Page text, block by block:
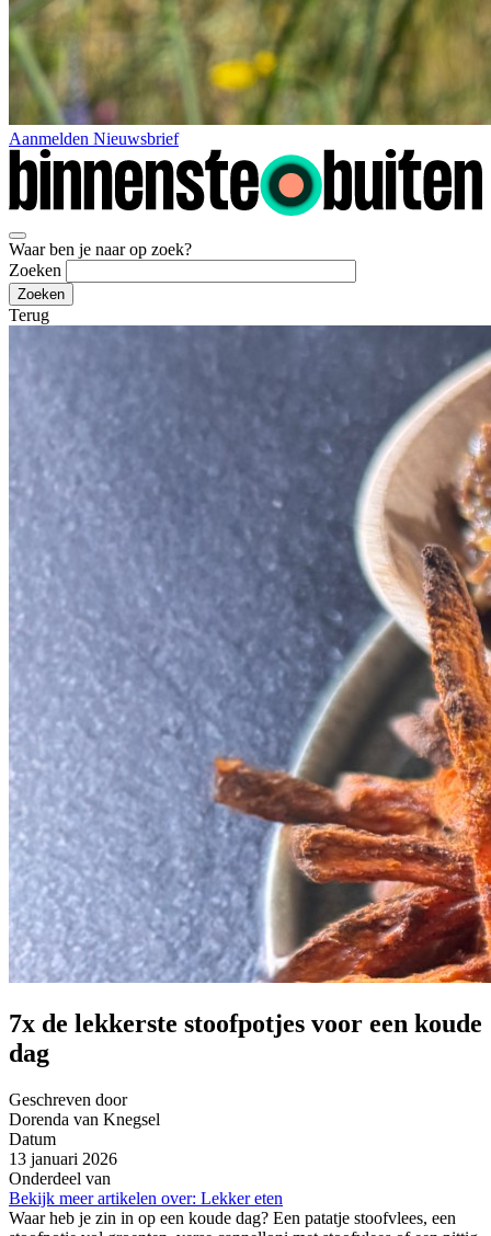
Aanmelden Nieuwsbrief
Waar ben je naar op zoek?
Zoeken
Terug
7x de lekkerste stoofpotjes voor een koude
dag
Geschreven door
Dorenda van Knegsel
Datum
13 januari 2026
Onderdeel van
Bekijk meer artikelen over: Lekker eten
Waar heb je zin in op een koude dag? Een patatje stoofvlees, een